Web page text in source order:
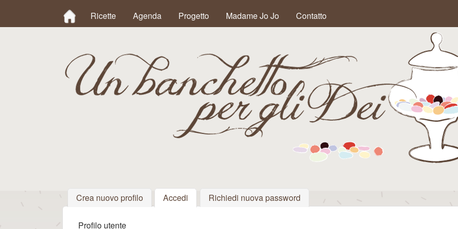
principale
MAIN MENU
Ricette Agenda Progetto Madame Jo Jo Contatto
Banchetto
Crea nuovo profilo Accedi (scheda attiva)
Richiedi nuova password
Profilo utente